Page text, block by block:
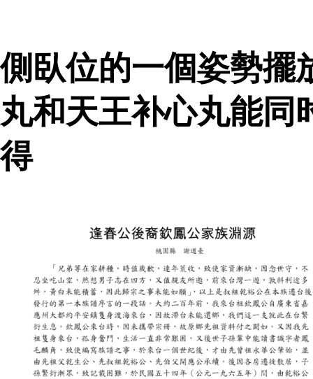
側臥位的一個姿勢擺
丸和天王补心丸能同
得